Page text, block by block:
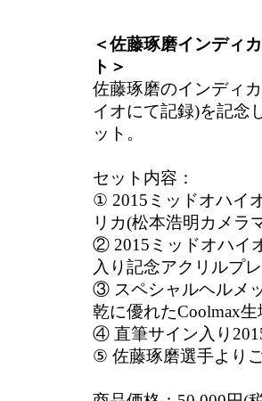
＜佐藤琢磨インディ
ト＞
佐藤琢磨のインディ
イオにて記録)を記念
ット。
セット内容：
① 2015ミッドオハイ
リカ(松本浩明カメラ
② 2015ミッドオハイ
入り記念アクリルプ
③ スペシャルヘルメ
乾に優れたCoolmax生
④ 直筆サイン入り
⑤ 佐藤琢磨選手より